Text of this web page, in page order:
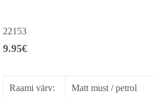
22153
9.95€
Raami värv: Matt must / petrol